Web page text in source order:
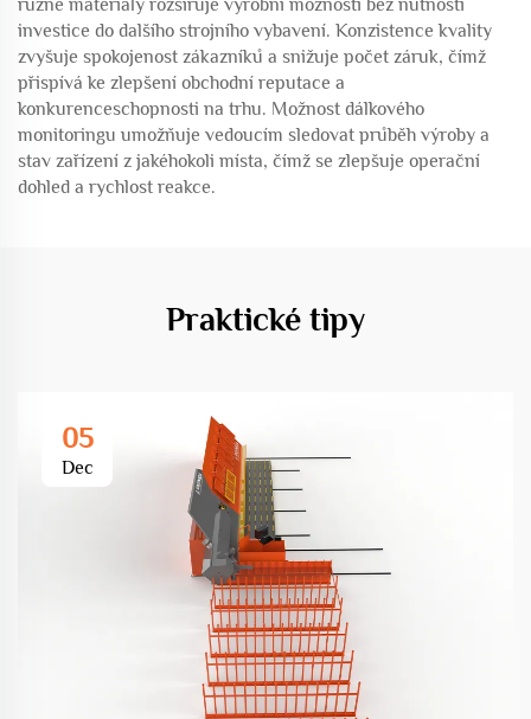
různé materiály rozšiřuje výrobní možnosti bez nutnosti
investice do dalšího strojního vybavení. Konzistence kvality
zvyšuje spokojenost zákazníků a snižuje počet záruk, čímž
přispívá ke zlepšení obchodní reputace a
konkurenceschopnosti na trhu. Možnost dálkového
monitoringu umožňuje vedoucím sledovat průběh výroby a
stav zařízení z jakéhokoli místa, čímž se zlepšuje operační
dohled a rychlost reakce.
Praktické tipy
05
Dec